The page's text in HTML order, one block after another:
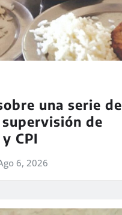
una serie de
de
CPI
6, 2026